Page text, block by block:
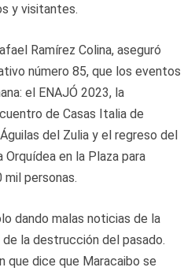
y visitantes.
Ramírez Colina, aseguró
número 85, que los eventos
el ENAJÓ 2023, la
de Casas Italia de
del Zulia y el regreso del
en la Plaza para
mil personas.
dando malas noticias de la
la destrucción del pasado.
que dice que Maracaibo se